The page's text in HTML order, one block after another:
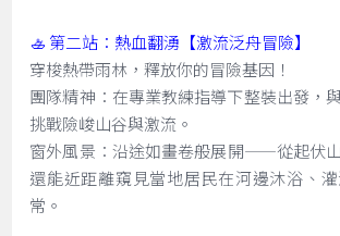
🚣 第二站：熱血翻湧【激流泛舟冒險】
穿梭熱帶雨林，釋放你的冒險基因！
團隊精神：在專業教練指導下整裝出發，
挑戰險峻山谷與激流。
窗外風景：沿途如畫卷般展開——從起伏
還能近距離窺見當地居民在河邊沐浴、
常。